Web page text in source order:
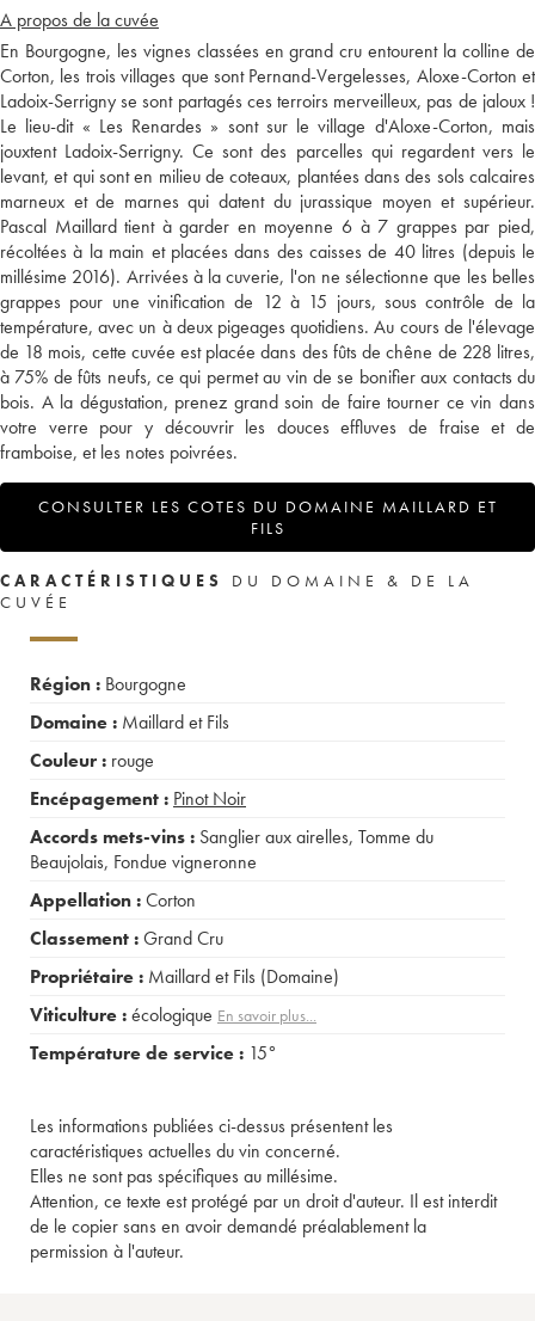
A propos de la cuvée
En Bourgogne, les vignes classées en grand cru entourent la colline de
Corton, les trois villages que sont Pernand-Vergelesses, Aloxe-Corton et
Ladoix-Serrigny se sont partagés ces terroirs merveilleux, pas de jaloux !
Le lieu-dit « Les Renardes » sont sur le village d'Aloxe-Corton, mais
jouxtent Ladoix-Serrigny. Ce sont des parcelles qui regardent vers le
levant, et qui sont en milieu de coteaux, plantées dans des sols calcaires
marneux et de marnes qui datent du jurassique moyen et supérieur.
Pascal Maillard tient à garder en moyenne 6 à 7 grappes par pied,
récoltées à la main et placées dans des caisses de 40 litres (depuis le
millésime 2016). Arrivées à la cuverie, l'on ne sélectionne que les belles
grappes pour une vinification de 12 à 15 jours, sous contrôle de la
température, avec un à deux pigeages quotidiens. Au cours de l'élevage
de 18 mois, cette cuvée est placée dans des fûts de chêne de 228 litres,
à 75% de fûts neufs, ce qui permet au vin de se bonifier aux contacts du
bois. A la dégustation, prenez grand soin de faire tourner ce vin dans
votre verre pour y découvrir les douces effluves de fraise et de
framboise, et les notes poivrées.
CONSULTER LES COTES DU DOMAINE MAILLARD ET
FILS
CARACTÉRISTIQUES
DU DOMAINE & DE LA
CUVÉE
Région : Bourgogne
Domaine : Maillard et Fils
Couleur : rouge
Encépagement : Pinot Noir
Accords mets-vins : Sanglier aux airelles, Tomme du
Beaujolais, Fondue vigneronne
Appellation :Corton
Classement :Grand Cru
Propriétaire : Maillard et Fils (Domaine)
Viticulture :écologique En savoir plus...
Température de service : 15°
Les informations publiées ci-dessus présentent les
caractéristiques actuelles du vin concerné.
Elles ne sont pas spécifiques au millésime.
Attention, ce texte est protégé par un droit d'auteur. Il est interdit
de le copier sans en avoir demandé préalablement la
permission à l'auteur.